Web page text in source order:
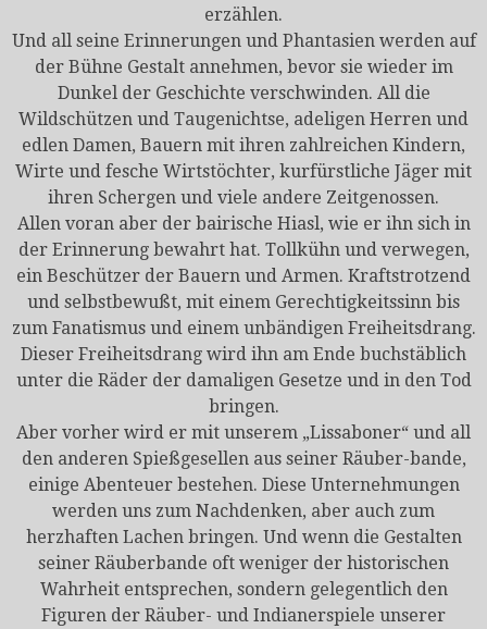
erzählen.
Und all seine Erinnerungen und Phantasien werden auf
der Bühne Gestalt annehmen, bevor sie wieder im
Dunkel der Geschichte verschwinden. All die
Wildschützen und Taugenichtse, adeligen Herren und
edlen Damen, Bauern mit ihren zahlreichen Kindern,
Wirte und fesche Wirtstöchter, kurfürstliche Jäger mit
ihren Schergen und viele andere Zeitgenossen.
Allen voran aber der bairische Hiasl, wie er ihn sich in
der Erinnerung bewahrt hat. Tollkühn und verwegen,
ein Beschützer der Bauern und Armen. Kraftstrotzend
und selbstbewußt, mit einem Gerechtigkeitssinn bis
zum Fanatismus und einem unbändigen Freiheitsdrang.
Dieser Freiheitsdrang wird ihn am Ende buchstäblich
unter die Räder der damaligen Gesetze und in den Tod
bringen.
Aber vorher wird er mit unserem „Lissaboner“ und all
den anderen Spießgesellen aus seiner Räuber-bande,
einige Abenteuer bestehen. Diese Unternehmungen
werden uns zum Nachdenken, aber auch zum
herzhaften Lachen bringen. Und wenn die Gestalten
seiner Räuberbande oft weniger der historischen
Wahrheit entsprechen, sondern gelegentlich den
Figuren der Räuber- und Indianerspiele unserer